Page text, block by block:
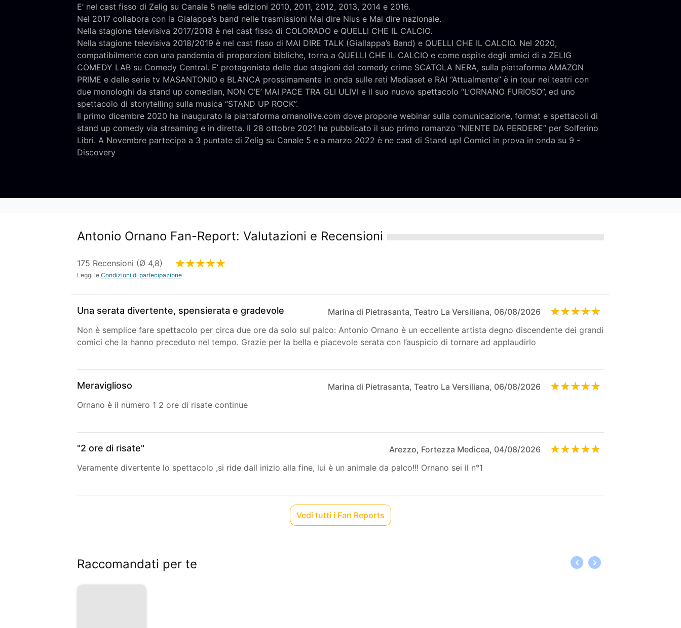
E’ nel cast fisso di Zelig su Canale 5 nelle edizioni 2010, 2011, 2012, 2013, 2014 e 2016.
Nel 2017 collabora con la Gialappa’s band nelle trasmissioni Mai dire Nius e Mai dire nazionale.
Nella stagione televisiva 2017/2018 è nel cast fisso di COLORADO e QUELLI CHE IL CALCIO.
Nella stagione televisiva 2018/2019 è nel cast fisso di MAI DIRE TALK (Giallappa’s Band) e QUELLI CHE IL CALCIO. Nel 2020,
compatibilmente con una pandemia di proporzioni bibliche, torna a QUELLI CHE IL CALCIO e come ospite degli amici di a ZELIG
COMEDY LAB su Comedy Central. E’ protagonista delle due stagioni del comedy crime SCATOLA NERA, sulla piattaforma AMAZON
PRIME e delle serie tv MASANTONIO e BLANCA prossimamente in onda sulle reti Mediaset e RAI “Attualmente” è in tour nei teatri con
due monologhi da stand up comedian, NON C’E’ MAI PACE TRA GLI ULIVI e il suo nuovo spettacolo “L’ORNANO FURIOSO”, ed uno
spettacolo di storytelling sulla musica “STAND UP ROCK”.
Il primo dicembre 2020 ha inaugurato la piattaforma ornanolive.com dove propone webinar sulla comunicazione, format e spettacoli di
stand up comedy via streaming e in diretta. Il 28 ottobre 2021 ha pubblicato il suo primo romanzo “NIENTE DA PERDERE” per Solferino
Libri. A Novembre partecipa a 3 puntate di Zelig su Canale 5 e a marzo 2022 è ne cast di Stand up! Comici in prova in onda su 9 -
Discovery
Antonio Ornano Fan-Report: Valutazioni e Recensioni
175 Recensioni (Ø 4,8)
Leggi le Condizioni di partecipazione
Una serata divertente, spensierata e gradevole
Marina di Pietrasanta, Teatro La Versiliana, 06/08/2026
Non è semplice fare spettacolo per circa due ore da solo sul palco: Antonio Ornano è un eccellente artista degno discendente dei grandi
comici che la hanno preceduto nel tempo. Grazie per la bella e piacevole serata con l’auspicio di tornare ad applaudirlo
Meraviglioso
Marina di Pietrasanta, Teatro La Versiliana, 06/08/2026
Ornano è il numero 1 2 ore di risate continue
"2 ore di risate"
Arezzo, Fortezza Medicea, 04/08/2026
Veramente divertente lo spettacolo ,si ride dall inizio alla fine, lui è un animale da palco!!! Ornano sei il n°1
Vedi tutti i Fan Reports
Raccomandati per te